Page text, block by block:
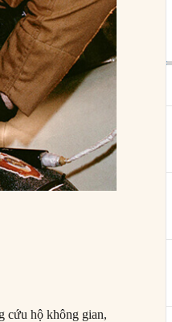
cứu hộ không gian,